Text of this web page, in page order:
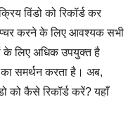
विंडो को रिकॉर्ड कर
करने के लिए आवश्यक सभी
के लिए अधिक उपयुक्त है
समर्थन करता है। अब,
को कैसे रिकॉर्ड करें? यहाँ